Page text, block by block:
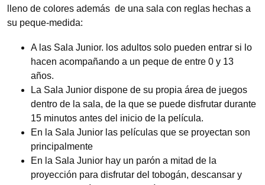
lleno de colores además de una sala con reglas hechas a
su peque-medida:
A las Sala Junior. los adultos solo pueden entrar si lo
hacen acompañando a un peque de entre 0 y 13
años.
La Sala Junior dispone de su propia área de juegos
dentro de la sala, de la que se puede disfrutar durante
15 minutos antes del inicio de la película.
En la Sala Junior las películas que se proyectan son
principalmente
En la Sala Junior hay un parón a mitad de la
proyección para disfrutar del tobogán, descansar y